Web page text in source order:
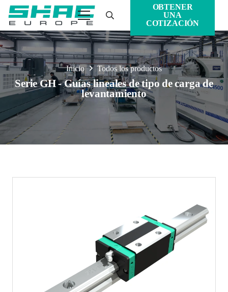
OBTENER
UNA
COTIZACIÓN
Inicio Todos los productos
Serie GH - Guías lineales de tipo de carga de
levantamiento